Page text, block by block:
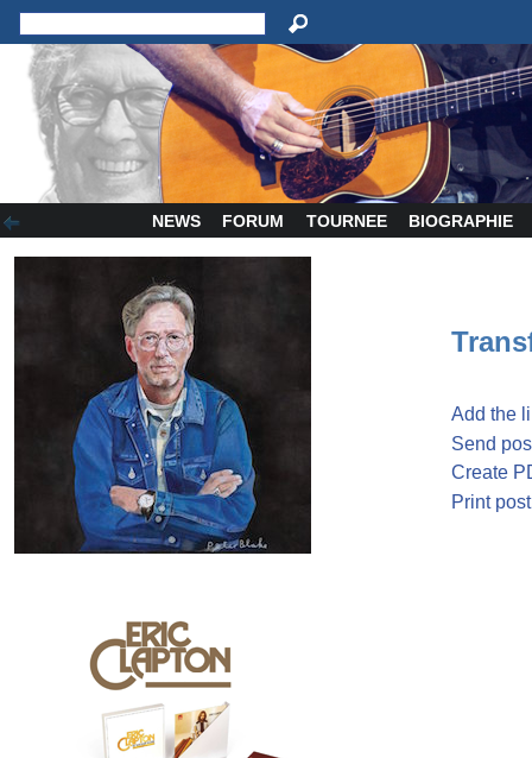
NEWS FORUM TOURNEE BIOGRAPHIE
Add the
Send
Create
Print post